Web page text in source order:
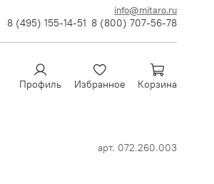
info@mitaro.ru
8 (495) 155-14-51 8 (800) 707-56-78
Профиль Избранное Корзина
арт. 072.260.003